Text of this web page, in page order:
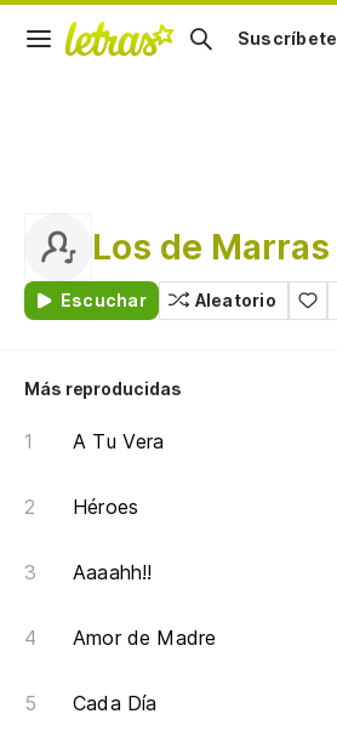
Suscríbete
Los de Marras
Escuchar Aleatorio
Más reproducidas
A Tu Vera
Héroes
Aaaahh!!
Amor de Madre
Cada Día